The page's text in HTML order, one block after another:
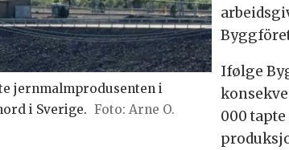
jernmalmprodusenten i
i Sverige.
Arne O.
Ifølge
000